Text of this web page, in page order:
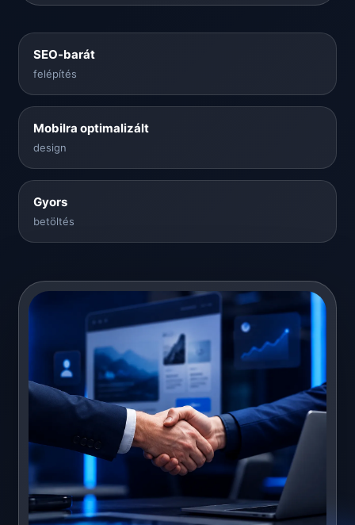
SEO-barát
felépítés
Mobilra optimalizált
design
Gyors
betöltés